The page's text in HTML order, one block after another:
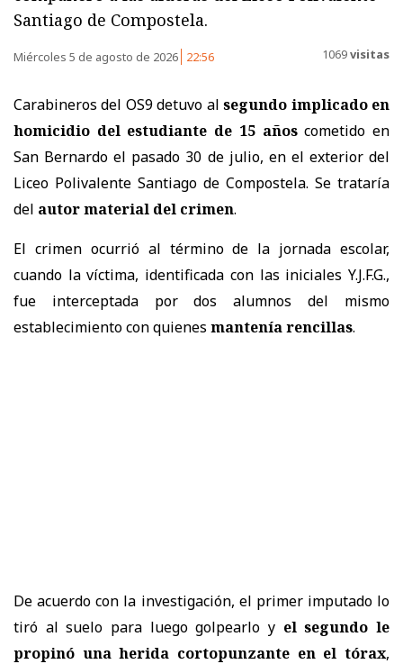
Santiago de Compostela.
Miércoles 5 de agosto de 2026 22:56 1069visitas
Carabineros del OS9 detuvo al segundo implicado en
homicidio del estudiante de 15 añoscometido en
San Bernardo el pasado 30 de julio, en el exterior del
Liceo Polivalente Santiago de Compostela. Se trataría
del autor material del crimen.
El crimen ocurrió al término de la jornada escolar,
cuando la víctima, identificada con las iniciales Y.J.F.G.,
fue interceptada por dos alumnos del mismo
establecimiento con quienes mantenía rencillas.
De acuerdo con la investigación, el primer imputado lo
tiró al suelo para luego golpearlo y el segundo le
propinó una herida cortopunzante en el tórax,